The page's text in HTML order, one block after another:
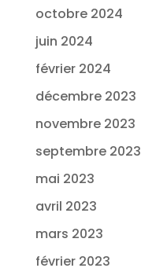
octobre 2024
juin 2024
février 2024
décembre 2023
novembre 2023
septembre 2023
mai 2023
avril 2023
mars 2023
février 2023